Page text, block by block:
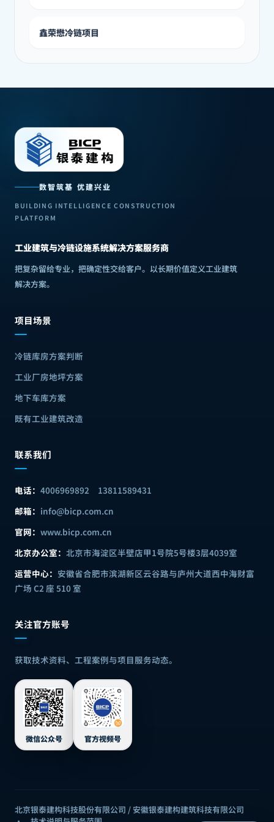
鑫荣懋冷链项目
数智筑基 优建兴业
BUILDING INTELLIGENCE CONSTRUCTION
PLATFORM
工业建筑与冷链设施系统解决方案服务商
把复杂留给专业，把确定性交给客户。 以长期价值定义工业建筑
解决方案。
项目场景
冷链库房方案判断
工业厂房地坪方案
地下车库方案
既有工业建筑改造
联系我们
电话： 4006969892
13811589431
邮箱： info@bicp.com.cn
官网： www.bicp.com.cn
北京办公室： 北京市海淀区半壁店甲1号院5号楼3层4039室
运营中心： 安徽省合肥市滨湖新区云谷路与庐州大道西中海财富
广场 C2 座 510 室
关注官方账号
获取技术资料、工程案例与项目服务动态。
微信公众号 官方视频号
北京银泰建构科技股份有限公司 / 安徽银泰建构建筑科技有限公司